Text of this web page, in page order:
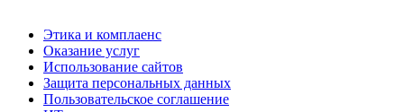
Этика и комплаенс
Оказание услуг
Использование сайтов
Защита персональных данных
Пользовательское соглашение